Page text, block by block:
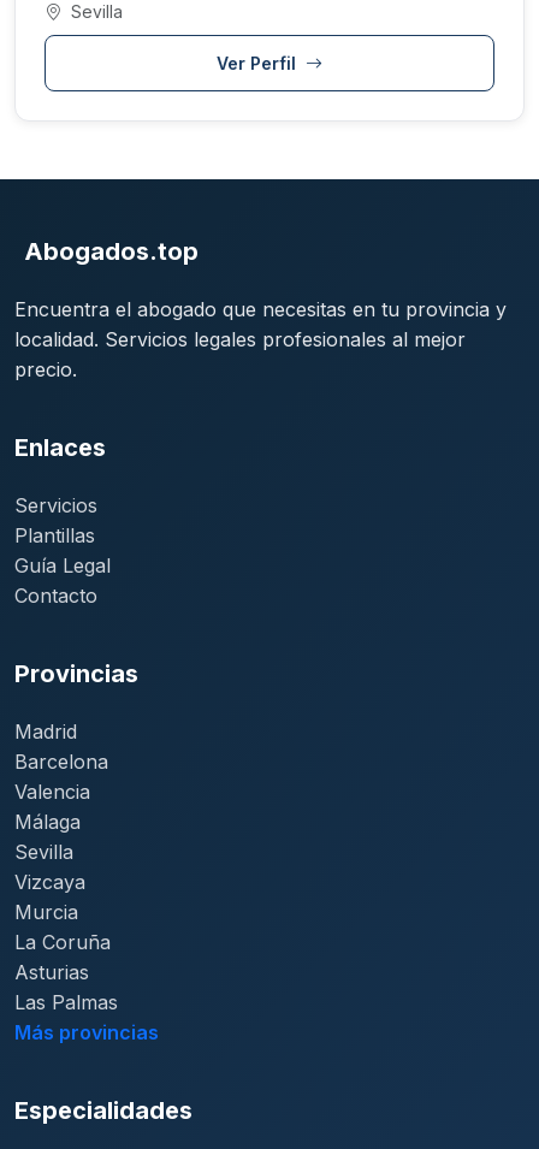
Sevilla
Ver Perfil
Abogados.top
Encuentra el abogado que necesitas en tu provincia y
localidad. Servicios legales profesionales al mejor
precio.
Enlaces
Servicios
Plantillas
Guía Legal
Contacto
Provincias
Madrid
Barcelona
Valencia
Málaga
Sevilla
Vizcaya
Murcia
La Coruña
Asturias
Las Palmas
Más provincias
Especialidades